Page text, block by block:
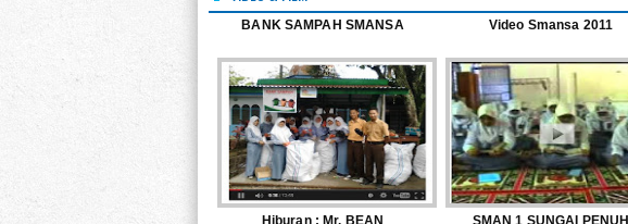
BANK SAMPAH SMANSA Video Smansa 2011
Hiburan : Mr. BEAN SMAN 1 SUNGAI PENUH